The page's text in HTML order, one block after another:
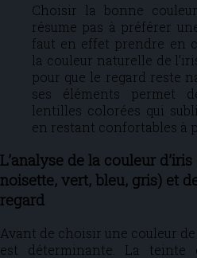
Choisir la bonne
résume pas à préférer
faut en effet prendre en
la couleur naturelle de
pour que le regard reste
ses éléments permet
lentilles colorées qui
en restant confortables à
L’analyse de la couleur
noisette, vert, bleu, gris) et
regard
Avant de choisir une couleur
est déterminante. La teinte